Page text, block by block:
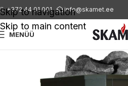
Skip to navigation
Skip to main content
+372 44 01 001 info@skamet.ee
MENÜÜ